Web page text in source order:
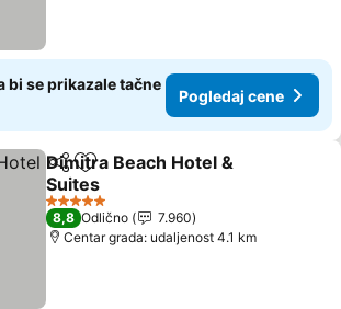
bi se prikazale tačne
Pogledaj cene
Deli Dodati u favorite
Dimitra Beach Hotel &
Suites
5 Zvezdice
8,8 Odlično
7.960
Centar grada: udaljenost 4.1 km